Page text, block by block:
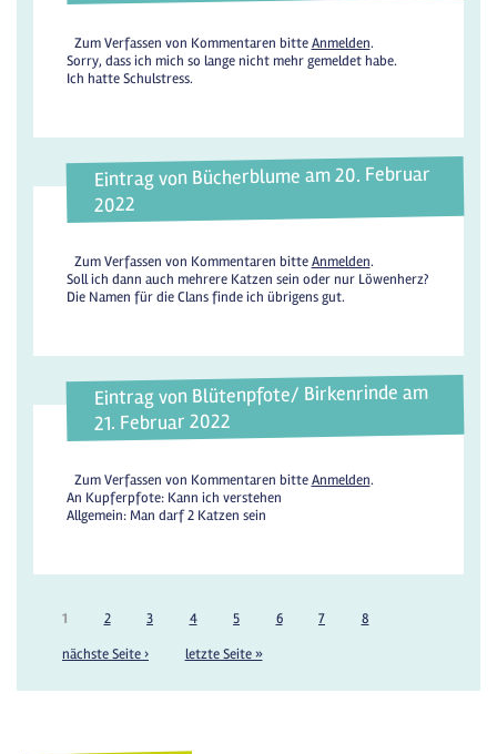
Zum Verfassen von Kommentaren bitteAnmelden.
Sorry, dass ich mich so lange nicht mehr gemeldet habe.
Ich hatte Schulstress.
Eintrag von Bücherblume am 20. Februar
2022
Zum Verfassen von Kommentaren bitteAnmelden.
Soll ich dann auch mehrere Katzen sein oder nur Löwenherz?
Die Namen für die Clans finde ich übrigens gut.
Eintrag von Blütenpfote/ Birkenrinde am
21. Februar 2022
Zum Verfassen von Kommentaren bitteAnmelden.
An Kupferpfote: Kann ich verstehen
Allgemein: Man darf 2 Katzen sein
1 2 3 4 5 6 7 8
nächste Seite › letzte Seite »